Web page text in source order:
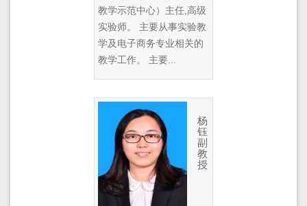
教学示范中心）主任,高级
实验师。 主要从事实验教
学及电子商务专业相关的
教学工作。 主要...
杨
钰
副
教
授